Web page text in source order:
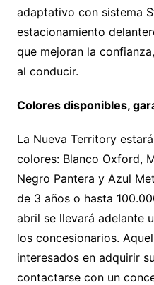
adaptativo con sistema
estacionamiento
que mejoran la
al conducir.
Colores disponibles,
La Nueva Territory
colores: Blanco Oxford,
Negro Pantera y Azul
de 3 años o hasta
abril se llevará adelante
los concesionarios.
interesados en adquirir
contactarse con un